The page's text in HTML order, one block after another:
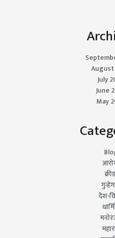
July
June
May
देश-